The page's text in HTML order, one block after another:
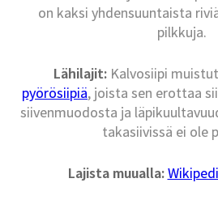
on kaksi yhdensuuntaista
pilkkuja.
Lähilajit:Kalvosiipi
pyörösiipiä, joista sen erottaa
siivenmuodosta ja
takasiivissä ei ole
Lajista muualla: